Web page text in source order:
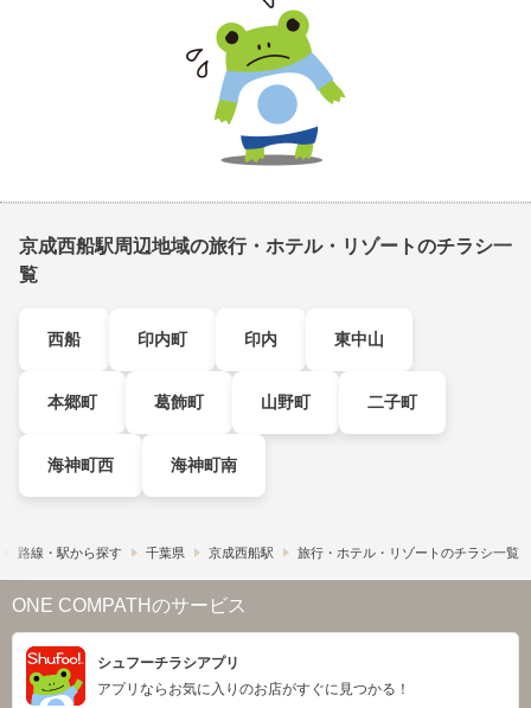
京成西船駅周辺地域の旅行・ホテル・リゾートのチラシ一
覧
西船 印内町 印内 東中山
本郷町 葛飾町 山野町 二子町
海神町西 海神町南
路線・駅から探す 千葉県 京成西船駅 旅行・ホテル・リゾートのチラシ一覧
ONE COMPATHのサービス
シュフーチラシアプリ
アプリならお気に入りのお店がすぐに見つかる！